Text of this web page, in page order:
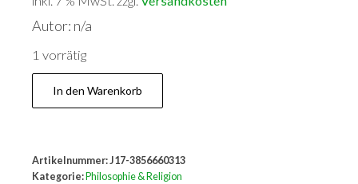
Autor: n/a
1 vorrätig
Gott
kennen
Menge
In den Warenkorb
Artikelnummer:J17-3856660313
Kategorie: Philosophie & Religion